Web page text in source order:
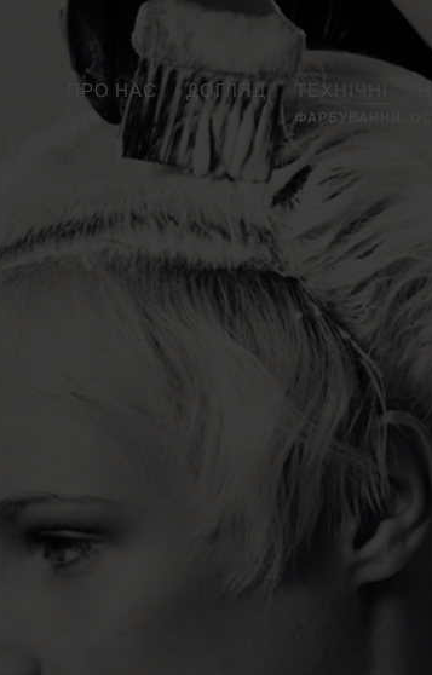
ПРО НАС ДОГЛЯД ТЕХНІЧНІ
ФАРБУВАННЯ